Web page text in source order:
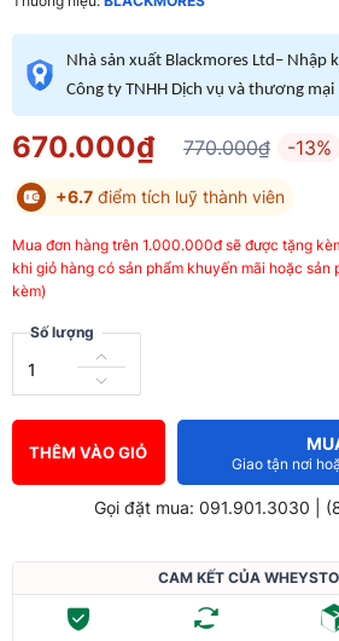
Nhà sản xuất Blackmores Ltd– Nhập
Công ty TNHH Dịch vụ và thương mại
670.000₫ 770.000₫ -13%
+6.7 điểm tích luỹ thành viên
Mua đơn hàng trên 1.000.000đ sẽ được tặng
khi giỏ hàng có sản phẩm khuyến mãi hoặc sản
kèm)
Số lượng
THÊM VÀO GIỎ
Giao tận nơi
Gọi đặt mua: 091.901.3030 |
CAM KẾT CỦA